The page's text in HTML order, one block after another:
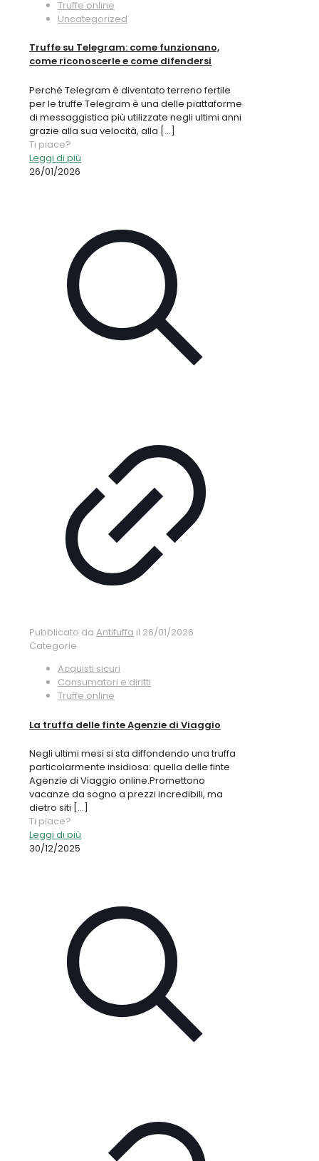
Truffe online
Uncategorized
Truffe su Telegram: come funzionano,
come riconoscerle e come difendersi
Perché Telegram è diventato terreno fertile
per le truffe Telegram è una delle piattaforme
di messaggistica più utilizzate negli ultimi anni
grazie alla sua velocità, alla […]
Ti piace?
Leggi di più
26/01/2026
Pubblicato da Antifuffa il 26/01/2026
Categorie
Acquisti sicuri
Consumatori e diritti
Truffe online
La truffa delle finte Agenzie di Viaggio
Negli ultimi mesi si sta diffondendo una truffa
particolarmente insidiosa: quella delle finte
Agenzie di Viaggio online.Promettono
vacanze da sogno a prezzi incredibili, ma
dietro siti […]
Ti piace?
Leggi di più
30/12/2025